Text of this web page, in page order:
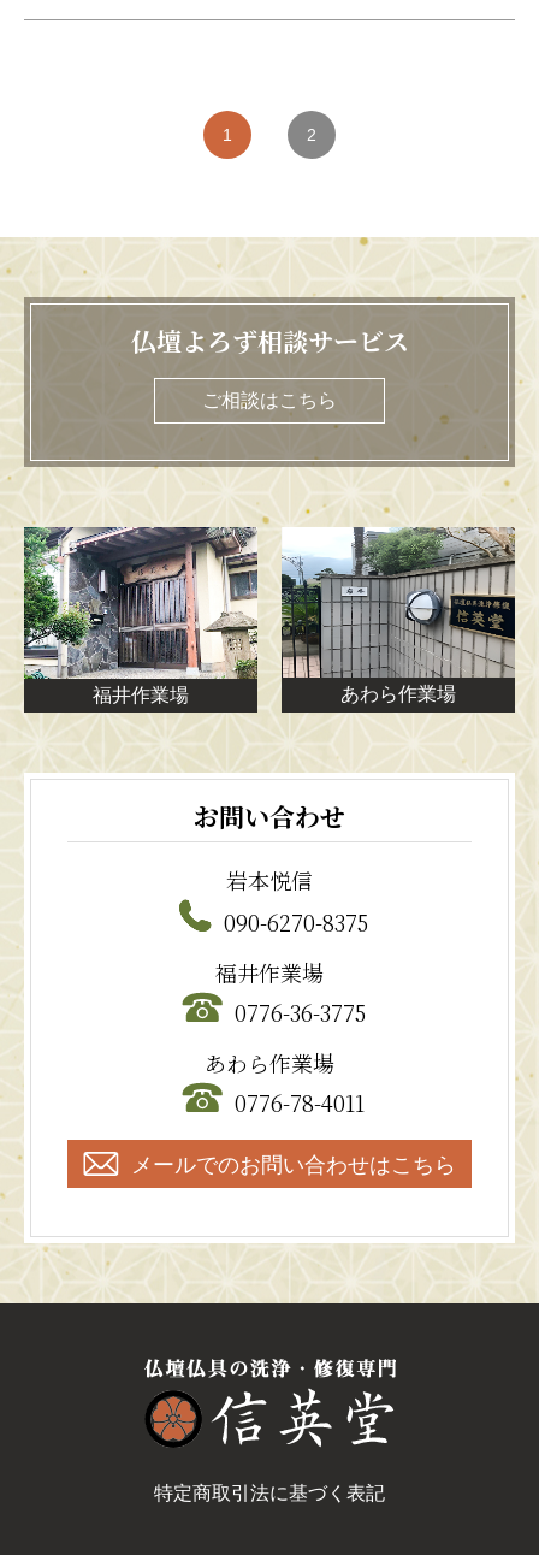
1 2
仏壇よろず相談サービス
ご相談はこちら
福井作業場 あわら作業場
お問い合わせ
岩本悦信
090-6270-8375
福井作業場
0776-36-3775
あわら作業場
0776-78-4011
メールでのお問い合わせはこちら
特定商取引法に基づく表記